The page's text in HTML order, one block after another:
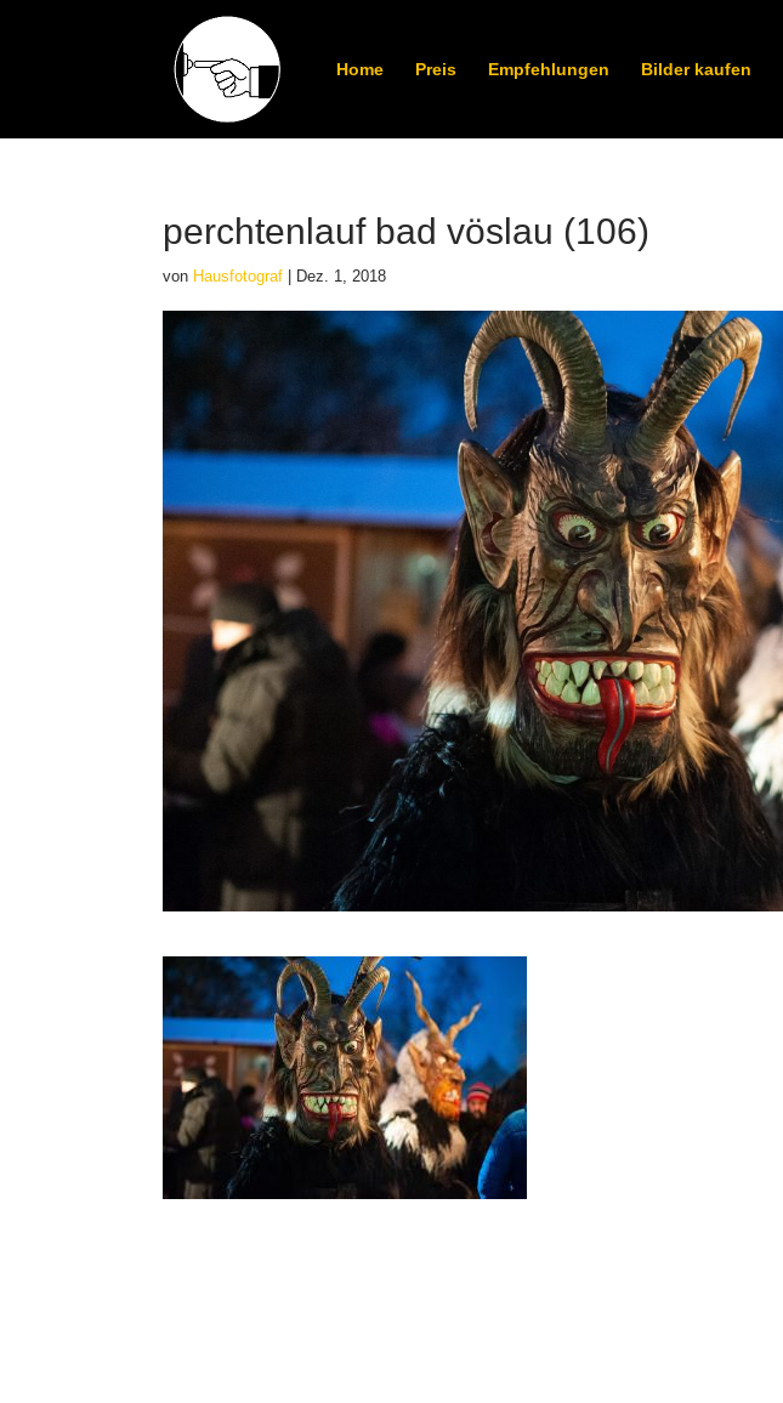
Home Preis Empfehlungen Bilder kaufen
perchtenlauf bad vöslau (106)
von Hausfotograf Dez. 1, 2018